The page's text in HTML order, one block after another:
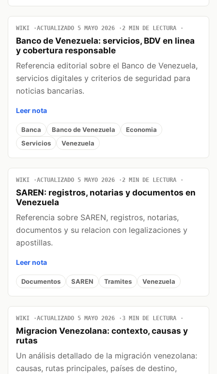
WIKI ACTUALIZADO 5 MAYO 2026 2 MIN DE LECTURA
Banco de Venezuela: servicios, BDV en linea
y cobertura responsable
Referencia editorial sobre el Banco de Venezuela,
servicios digitales y criterios de seguridad para
noticias bancarias.
Leer nota
Banca Banco de Venezuela
Economia
Servicios
Venezuela
WIKI ACTUALIZADO 5 MAYO 2026 2 MIN DE LECTURA
SAREN: registros, notarias y documentos en
Venezuela
Referencia sobre SAREN, registros, notarias,
documentos y su relacion con legalizaciones y
apostillas.
Leer nota
Documentos SAREN Tramites Venezuela
WIKI ACTUALIZADO 5 MAYO 2026 3 MIN DE LECTURA
Migracion Venezolana: contexto, causas y
rutas
Un análisis detallado de la migración venezolana:
causas, rutas principales, países de destino,